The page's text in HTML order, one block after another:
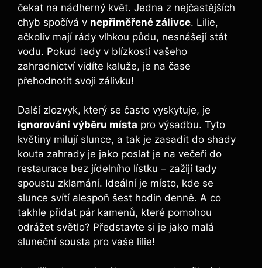
čekat na nádherný květ. Jedna z nejčastějších
chyb spočívá v nepřiměřené zálivce. Lilie,
ačkoliv mají rády vlhkou půdu, nesnášejí stát
vodu. Pokud tedy v blízkosti vašeho
zahradnictví vidíte kaluže, je na čase
přehodnotit svoji zálivku!
Další zlozvyk, který se často vyskytuje, je
ignorování výběru místa pro výsadbu. Tyto
květiny milují slunce, a tak je zasadit do shady
kouta zahrady je jako poslat je na večeři do
restaurace bez jídelního lístku – zažijí tady
spoustu zklamání. Ideální je místo, kde se
slunce svítí alespoň šest hodin denně. A co
takhle přidat pár kamenů, které pomohou
odrážet světlo? Představte si je jako malá
sluneční sousta pro vaše lilie!